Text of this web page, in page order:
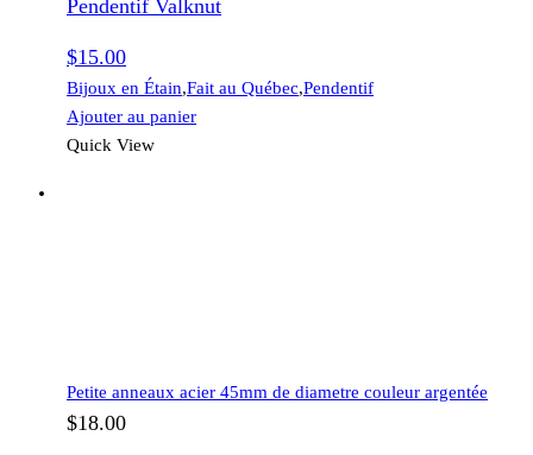
Pendentif Valknut
$15.00
Bijoux en Étain,Fait au Québec,Pendentif
Ajouter au panier
Quick View
Petite anneaux acier 45mm de diametre couleur argentée
$18.00